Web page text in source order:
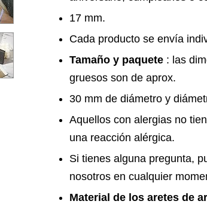
17 mm.
Cada producto se envía
Tamaño y paquete : las
gruesos son de aprox.
30 mm de diámetro y
Aquellos con alergias no
una reacción alérgica.
Si tienes alguna pregunta,
nosotros en cualquier
Material de los aretes de